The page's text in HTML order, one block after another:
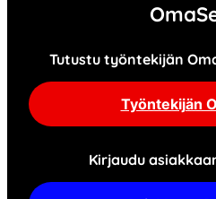
Tutustu työntekijän
Työntekijän
Kirjaudu